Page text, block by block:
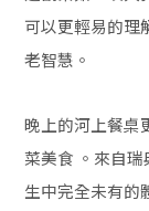
可以更輕易的理
老智慧。
晚上的河上餐桌
菜美食 。來自
生中完全未有的